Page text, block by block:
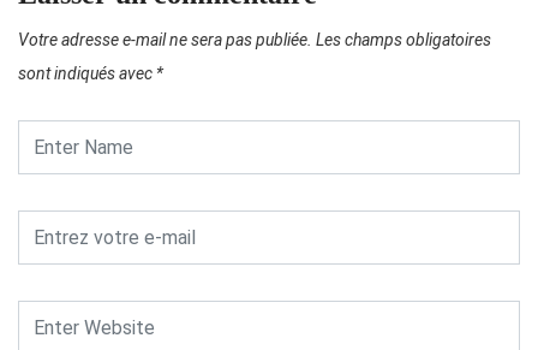
Votre adresse e-mail ne sera pas publiée. Les champs obligatoires
sont indiqués avec *